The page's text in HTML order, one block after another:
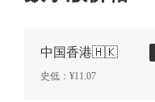
中国香港🇭🇰
史低：¥11.07